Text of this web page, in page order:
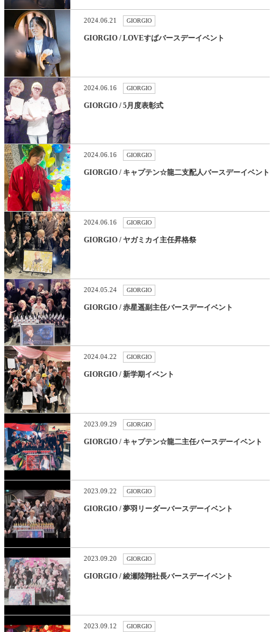
2024.06.21 GIORGIO
GIORGIO / LOVEすばバースデーイベント
2024.06.16 GIORGIO
GIORGIO / 5月度表彰式
2024.06.16 GIORGIO
GIORGIO / キャプテン☆龍二支配人バースデーイベント
2024.06.16 GIORGIO
GIORGIO / ヤガミカイ主任昇格祭
2024.05.24 GIORGIO
GIORGIO / 赤星遥副主任バースデーイベント
2024.04.22 GIORGIO
GIORGIO / 新学期イベント
2023.09.29 GIORGIO
GIORGIO / キャプテン☆龍二主任バースデーイベント
2023.09.22 GIORGIO
GIORGIO / 夢羽リーダーバースデーイベント
2023.09.20 GIORGIO
GIORGIO / 綾瀬陸翔社長バースデーイベント
2023.09.12 GIORGIO